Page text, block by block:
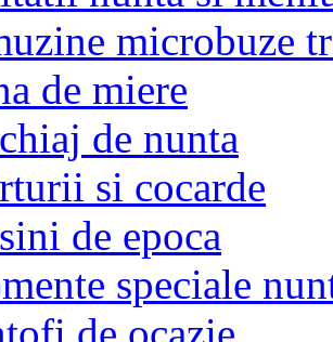
microbuze
de miere
de nunta
si cocarde
de epoca
speciale
de ocazie